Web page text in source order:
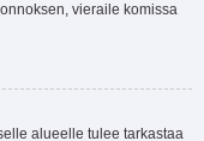
vieraile komissa
alueelle tulee tarkastaa